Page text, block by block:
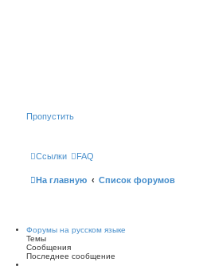
Пропустить
Ссылки FAQ
На главную Список форумов
Форумы на русском языке
Темы
Сообщения
Последнее сообщение